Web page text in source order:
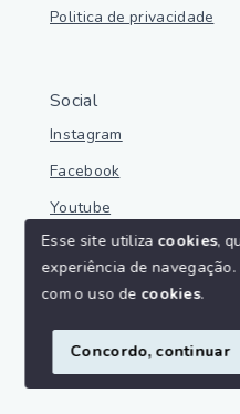
Politica de privacidade
Social
Instagram
Facebook
Youtube
© Copyright 2026 -
SITE PARA IMOBILIARIA
Esse site utiliza cookies,
experiência de navegação.
com o uso de cookies.
Concordo, continuar